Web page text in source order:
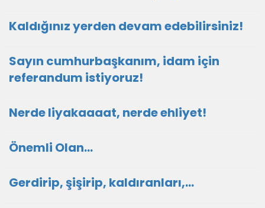
Kaldığınız yerden devam edebilirsiniz!
Sayın cumhurbaşkanım, idam için
referandum istiyoruz!
Nerde liyakaaaat, nerde ehliyet!
Önemli Olan…
Gerdirip, şişirip, kaldıranları,...